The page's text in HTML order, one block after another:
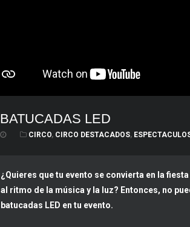
BATUCADAS LED
CIRCO, CIRCO DESTACADOS,
¿Quieres que tu evento se convierta en la
al ritmo de la música y la luz? Entonces, no
batucadas LED en tu evento.